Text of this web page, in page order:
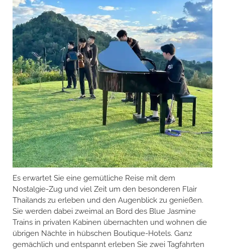
Es erwartet Sie eine gemütliche Reise mit dem
Nostalgie-Zug und viel Zeit um den besonderen Flair
Thailands zu erleben und den Augenblick zu genießen.
Sie werden dabei zweimal an Bord des Blue Jasmine
Trains in privaten Kabinen übernachten und wohnen die
übrigen Nächte in hübschen Boutique-Hotels. Ganz
gemächlich und entspannt erleben Sie zwei Tagfahrten